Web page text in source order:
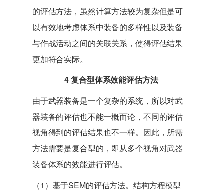
的评估方法，虽然计算方法较为复杂但是可
以有效地考虑体系中装备的多样性以及装备
与作战活动之间的关联关系，使得评估结果
更加符合实际。
4 复合型体系效能评估方法
由于武器装备是一个复杂的系统，所以对武
器装备的评估也不能一概而论，不同的评估
视角得到的评估结果也不一样。因此，所需
方法需要是复合型的，即从多个视角对武器
装备体系的效能进行评估。
（1）基于SEM的评估方法。结构方程模型